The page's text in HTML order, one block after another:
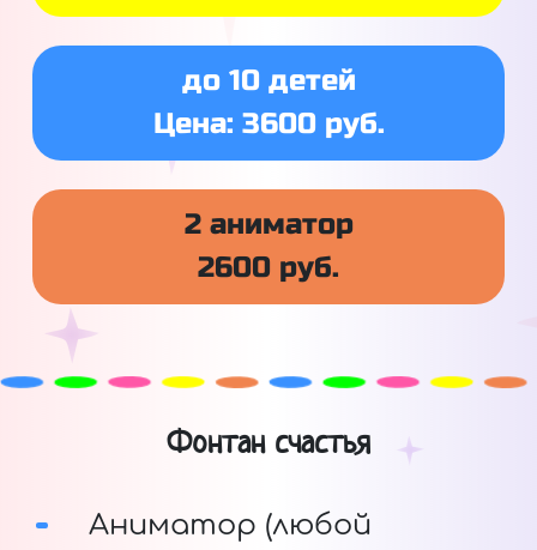
до 10 детей
Цена: 3600 руб.
2 аниматор
2600 руб.
Фонтан счастья
Аниматор (любой